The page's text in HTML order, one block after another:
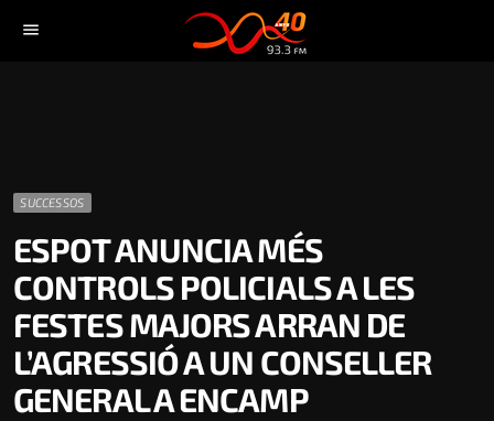
menu
SUCCESSOS
ESPOT ANUNCIA MÉS
CONTROLS POLICIALS A LES
FESTES MAJORS ARRAN DE
L’AGRESSIÓ A UN CONSELLER
GENERAL A ENCAMP